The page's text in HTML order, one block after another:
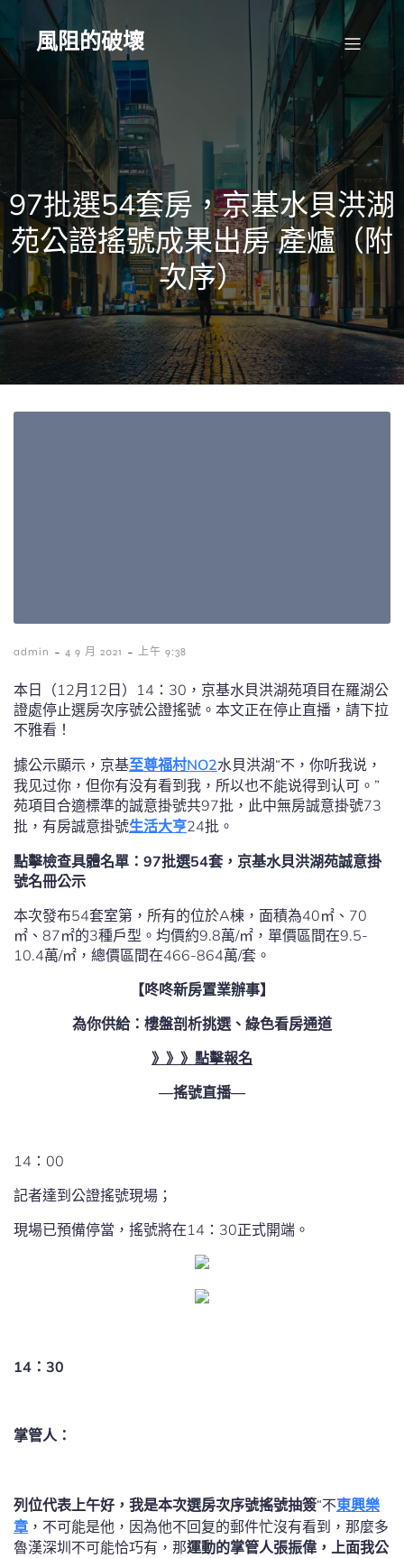
Skip
content風阻的破壞
97批選54套房，京基水貝洪湖
苑公證搖號成果出房 產爐（附
次序）
admin - 4 9 月 2021 - 上午 9:38
本日（12月12日）14：30，京基水貝洪湖苑項目在羅湖公
證處停止選房次序號公證搖號。本文正在停止直播，請下拉
不雅看！
據公示顯示，京基至尊福村NO2水貝洪湖“不，你听我说，
我见过你，但你有没有看到我，所以也不能说得到认可。”
苑項目合適標準的誠意掛號共97批，此中無房誠意掛號73
批，有房誠意掛號生活大亨24批。
點擊檢查具體名單：97批選54套，京基水貝洪湖苑誠意掛
號名冊公示
本次發布54套室第，所有的位於A棟，面積為40㎡、70
㎡、87㎡的3種戶型。均價約9.8萬/㎡，單價區間在9.5-
10.4萬/㎡，總價區間在466-864萬/套。
【咚咚新房置業辦事】
為你供給：樓盤剖析挑選、綠色看房通道
》》》點擊報名
—搖號直播—
14：00
記者達到公證搖號現場；
現場已預備停當，搖號將在14：30正式開端。
14：30
掌管人：
列位代表上午好，我是本次選房次序號搖號抽簽“不東興樂
章 ，不可能是他，因為他不回复的郵件忙沒有看到，那麼多
魯漢深圳不可能恰巧有，那運動的掌管人張振偉，上面我公